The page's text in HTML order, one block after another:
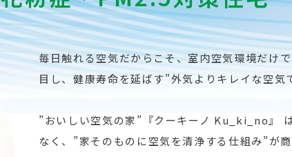
毎日触れる空気だからこそ、室内空気環境だけ
目し、健康寿命を延ばす”外気よりキレイな空気
”おいしい空気の家”『クーキーノ Ku_ki_no』
なく、”家そのものに空気を清浄する仕組み”が商